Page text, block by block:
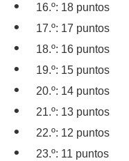
16.º: 18 puntos
17.º: 17 puntos
18.º: 16 puntos
19.º: 15 puntos
20.º: 14 puntos
21.º: 13 puntos
22.º: 12 puntos
23.º: 11 puntos